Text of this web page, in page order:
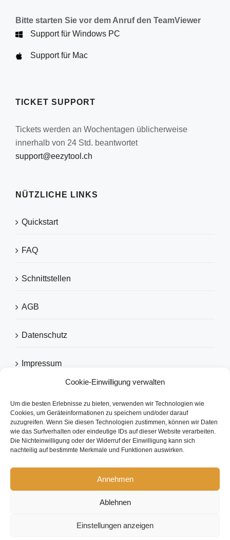
Cookie-Einwilligung verwalten
Um die besten Erlebnisse zu bieten, verwenden wir Technologien wie
Cookies, um Geräteinformationen zu speichern und/oder darauf
zuzugreifen. Wenn Sie diesen Technologien zustimmen, können wir Daten
wie das Surfverhalten oder eindeutige IDs auf dieser Website verarbeiten.
Die Nichteinwilligung oder der Widerruf der Einwilligung kann sich
nachteilig auf bestimmte Merkmale und Funktionen auswirken.
Annehmen
Ablehnen
Einstellungen anzeigen
Bitte starten Sie vor dem Anruf den TeamViewer
Support für Windows PC
Support für Mac
TICKET SUPPORT
Tickets werden an Wochentagen üblicherweise
innerhalb von 24 Std. beantwortet
support@eezytool.ch
NÜTZLICHE LINKS
Quickstart
FAQ
Schnittstellen
AGB
Datenschutz
Impressum
EMPFOHLEN VON
Copyright 2026 eezytool Ltd.| All Rights Reserved | Webdesign by